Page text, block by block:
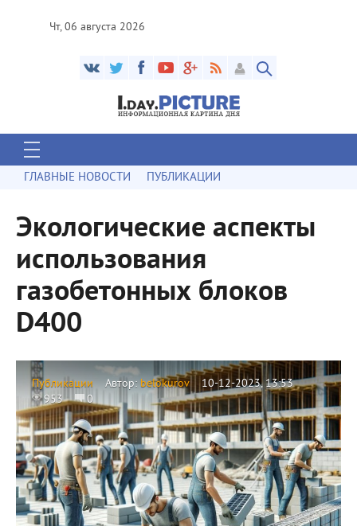
Чт, 06 августа 2026
ГЛАВНЫЕ НОВОСТИ ПУБЛИКАЦИИ
Экологические аспекты
использования
газобетонных блоков
D400
Публикации Автор: belokurov
10-12-2023, 13:53
953
0